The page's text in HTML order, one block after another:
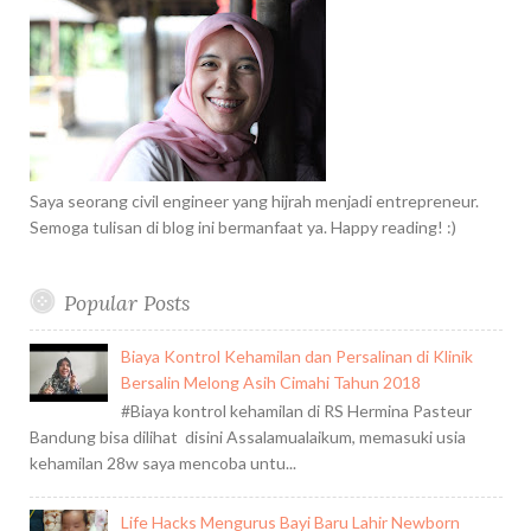
s
n
f
o
r
:
Saya seorang civil engineer yang hijrah menjadi entrepreneur.
Semoga tulisan di blog ini bermanfaat ya. Happy reading! :)
Popular Posts
Biaya Kontrol Kehamilan dan Persalinan di Klinik
Bersalin Melong Asih Cimahi Tahun 2018
#Biaya kontrol kehamilan di RS Hermina Pasteur
Bandung bisa dilihat disini Assalamualaikum, memasuki usia
kehamilan 28w saya mencoba untu...
Life Hacks Mengurus Bayi Baru Lahir Newborn